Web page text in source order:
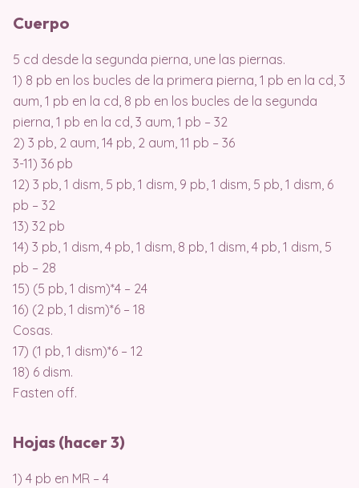
Cuerpo
5 cd desde la segunda pierna, une las piernas.
1) 8 pb en los bucles de la primera pierna, 1 pb en la cd, 3
aum, 1 pb en la cd, 8 pb en los bucles de la segunda
pierna, 1 pb en la cd, 3 aum, 1 pb – 32
2) 3 pb, 2 aum, 14 pb, 2 aum, 11 pb – 36
3-11) 36 pb
12) 3 pb, 1 dism, 5 pb, 1 dism, 9 pb, 1 dism, 5 pb, 1 dism, 6
pb – 32
13) 32 pb
14) 3 pb, 1 dism, 4 pb, 1 dism, 8 pb, 1 dism, 4 pb, 1 dism, 5
pb – 28
15) (5 pb, 1 dism)*4 – 24
16) (2 pb, 1 dism)*6 – 18
Cosas.
17) (1 pb, 1 dism)*6 – 12
18) 6 dism.
Fasten off.
Hojas (hacer 3)
1) 4 pb en MR – 4